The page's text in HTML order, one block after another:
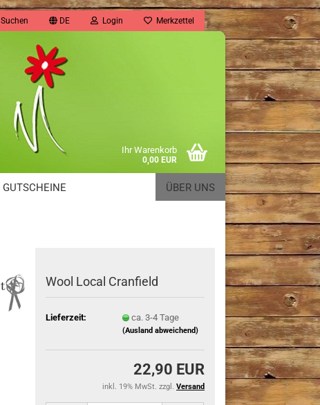
Suchen DE Login Merkzettel
Ihr Warenkorb
0,00 EUR
GUTSCHEINE ÜBER UNS
Wool Local Cranfield
Lieferzeit: ca. 3-4 Tage
(Ausland abweichend)
22,90 EUR
inkl. 19% MwSt. zzgl. Versand